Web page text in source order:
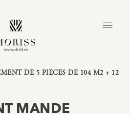
DE 5 PIECES DE 104 M2 + 12
MANDE